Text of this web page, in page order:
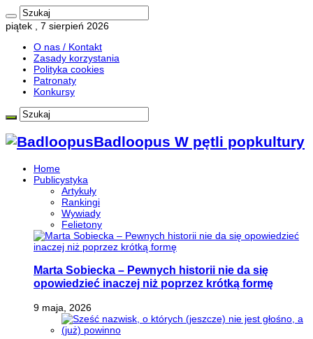
piątek , 7 sierpień 2026
O nas / Kontakt
Zasady korzystania
Polityka cookies
Patronaty
Konkursy
Badloopus W pętli popkultury
Home
Publicystyka
Artykuły
Rankingi
Wywiady
Felietony
Marta Sobiecka – Pewnych historii nie da się
opowiedzieć inaczej niż poprzez krótką formę
9 maja, 2026